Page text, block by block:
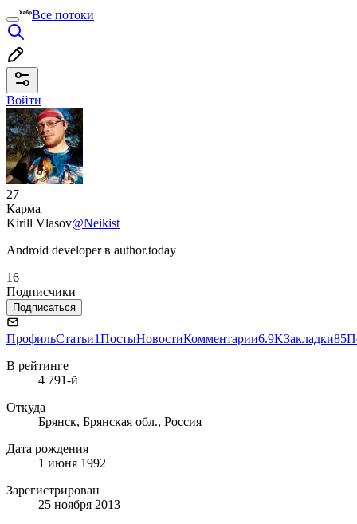
Все потоки
Войти
27
Карма
Kirill Vlasov@Neikist
Android developer в author.today
16
Подписчики
Подписаться
ПрофильСтатьи1ПостыНовостиКомментарии6.9KЗакладки85
В рейтинге
4 791-й
Откуда
Брянск, Брянская обл., Россия
Дата рождения
1 июня 1992
Зарегистрирован
25 ноября 2013